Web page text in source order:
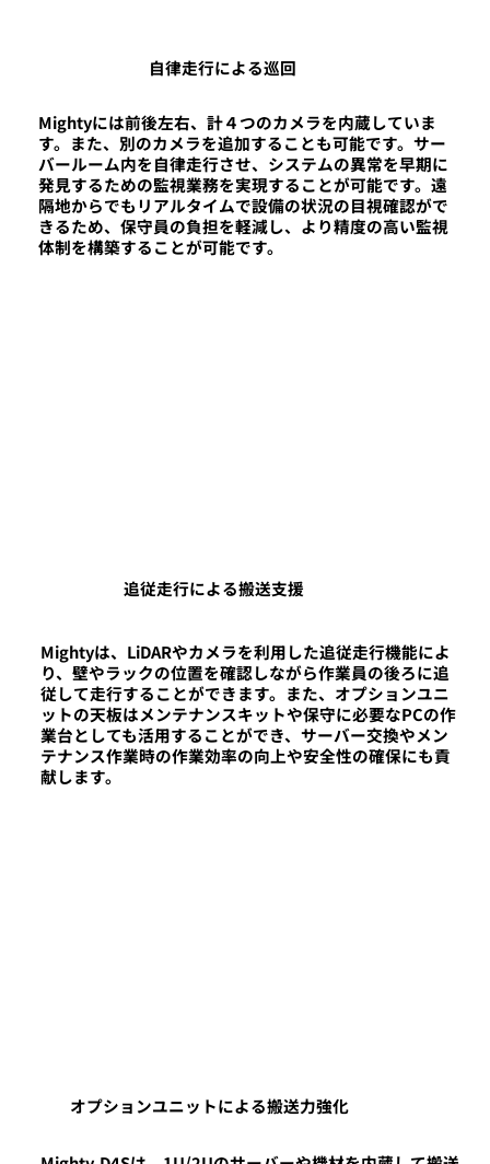
自律走行による巡回
Mightyには前後左右、計４つのカメラを内蔵していま
す。また、別のカメラを追加することも可能です。サー
バールーム内を自律走行させ、システムの異常を早期に
発見するための監視業務を実現することが可能です。遠
隔地からでもリアルタイムで設備の状況の目視確認がで
きるため、保守員の負担を軽減し、より精度の高い監視
体制を構築することが可能です。
Mightyは、LiDARやカメラを利用した追従走行機能によ
り、壁やラックの位置を確認しながら作業員の後ろに追
従して走行することができます。また、オプションユニ
ットの天板はメンテナンスキットや保守に必要なPCの作
業台としても活用することができ、サーバー交換やメン
テナンス作業時の作業効率の向上や安全性の確保にも貢
献します。
追従走行による搬送支援
オプションユニットによる搬送力強化